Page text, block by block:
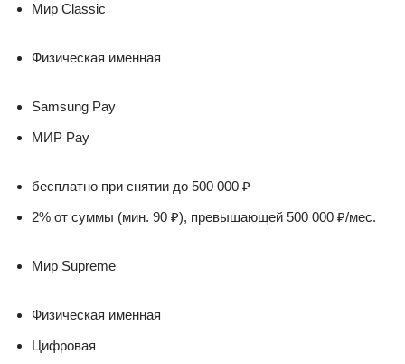
Мир Classic
Физическая именная
Samsung Pay
МИР Pay
бесплатно при снятии до 500 000 ₽
2% от суммы (мин. 90 ₽), превышающей 500 000 ₽/мес.
Мир Supreme
Физическая именная
Цифровая